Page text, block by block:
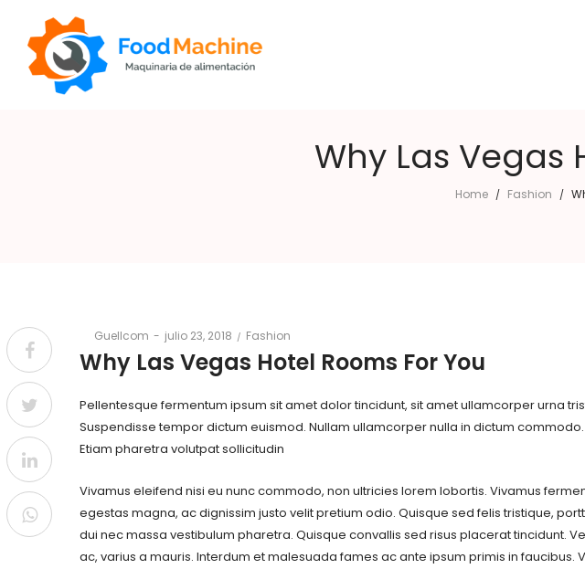
Why Las Vegas
Home / Fashion /
Guellcom
Posted
julio 23, 2018
Posted
Fashion
Why Las Vegas Hotel Rooms For You
Pellentesque fermentum ipsum sit amet dolor tincidunt, sit amet ullamcorper urna
Suspendisse tempor dictum euismod. Nullam ullamcorper nulla in dictum
Etiam pharetra volutpat sollicitudin
Vivamus eleifend nisi eu nunc commodo, non ultricies lorem lobortis. Vivamus
egestas magna, ac dignissim justo velit pretium odio. Quisque sed felis tristique,
dui nec massa vestibulum pharetra. Quisque convallis sed risus placerat tincidunt.
ac, varius a mauris. Interdum et malesuada fames ac ante ipsum primis in faucibus.